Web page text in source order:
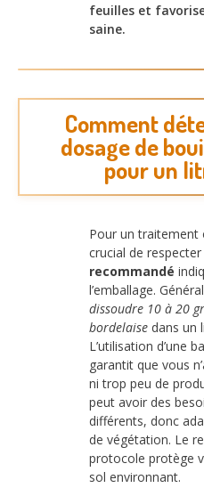
feuilles et
saine.
Comment
dosage de
pour un
Pour un traitement
crucial de respecter
recommandé
l’emballage.
dissoudre 10 à 20
bordelaise dans un
L’utilisation d’une
garantit que vous
ni trop peu de
peut avoir des
différents, donc
de végétation. Le
protocole protège
sol environnant.